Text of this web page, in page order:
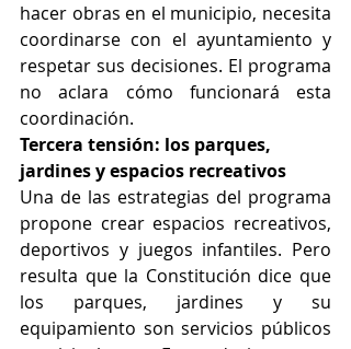
hacer obras en el municipio, necesita
coordinarse con el ayuntamiento y
respetar sus decisiones. El programa
no aclara cómo funcionará esta
coordinación.
Tercera tensión: los parques,
jardines y espacios recreativos
Una de las estrategias del programa
propone crear espacios recreativos,
deportivos y juegos infantiles. Pero
resulta que la Constitución dice que
los parques, jardines y su
equipamiento son servicios públicos